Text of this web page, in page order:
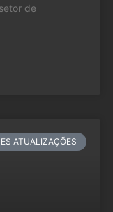
de
ATUALIZAÇÕES